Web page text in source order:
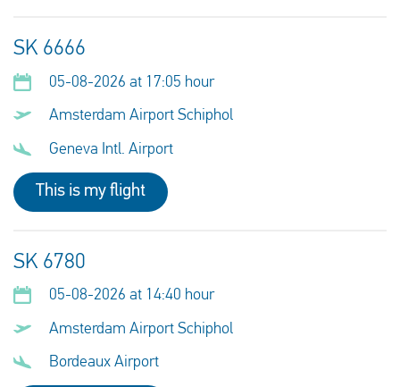
SK 6666
05-08-2026 at 17:05 hour
Amsterdam Airport Schiphol
Geneva Intl. Airport
This is my flight
SK 6780
05-08-2026 at 14:40 hour
Amsterdam Airport Schiphol
Bordeaux Airport